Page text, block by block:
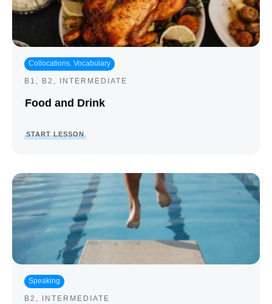
Collocations, Vocabulary
B1 , B2 , INTERMEDIATE
Food and Drink
START LESSON
Speaking
B2 , INTERMEDIATE